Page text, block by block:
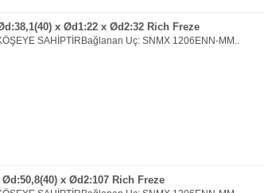
x Ød1:22 x Ød2:32 Rich Freze
SAHİPTİRBağlanan Uç: SNMX 1206ENN-MM..
Ød:50,8(40) x Ød2:107 Rich Freze